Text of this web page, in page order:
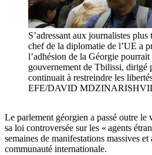
S’adressant aux journalistes
chef de la diplomatie de l’UE a
l’adhésion de la Géorgie pourrait
gouvernement de Tbilissi, dirigé
continuait à restreindre les
EFE/DAVID
Le parlement géorgien a passé outre le
sa loi controversée sur les « agents
semaines de manifestations massives et
communauté internationale.